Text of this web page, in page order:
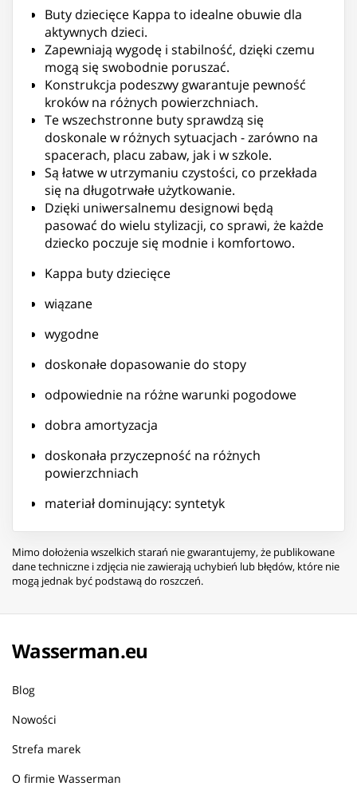
Buty dziecięce Kappa to idealne obuwie dla
aktywnych dzieci.
Zapewniają wygodę i stabilność, dzięki czemu
mogą się swobodnie poruszać.
Konstrukcja podeszwy gwarantuje pewność
kroków na różnych powierzchniach.
Te wszechstronne buty sprawdzą się
doskonale w różnych sytuacjach - zarówno na
spacerach, placu zabaw, jak i w szkole.
Są łatwe w utrzymaniu czystości, co przekłada
się na długotrwałe użytkowanie.
Dzięki uniwersalnemu designowi będą
pasować do wielu stylizacji, co sprawi, że każde
dziecko poczuje się modnie i komfortowo.
Kappa buty dziecięce
wiązane
wygodne
doskonałe dopasowanie do stopy
odpowiednie na różne warunki pogodowe
dobra amortyzacja
doskonała przyczepność na różnych
powierzchniach
materiał dominujący: syntetyk
Mimo dołożenia wszelkich starań nie gwarantujemy, że publikowane
dane techniczne i zdjęcia nie zawierają uchybień lub błędów, które nie
mogą jednak być podstawą do roszczeń.
Wasserman.eu
Blog
Nowości
Strefa marek
O firmie Wasserman